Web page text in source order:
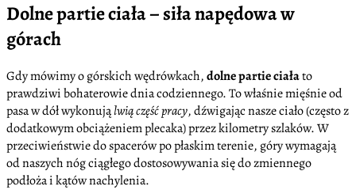
Dolne partie ciała – siła napędowa w
górach
Gdy mówimy o górskich wędrówkach,dolne partie ciałato
prawdziwi bohaterowie dnia codziennego. To właśnie mięśnie od
pasa w dół wykonująlwią część pracy, dźwigając nasze ciało (często z
dodatkowym obciążeniem plecaka) przez kilometry szlaków. W
przeciwieństwie do spacerów po płaskim terenie, góry wymagają
od naszych nóg ciągłego dostosowywania się do zmiennego
podłoża i kątów nachylenia.